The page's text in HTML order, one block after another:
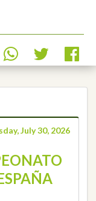
July 30, 2026